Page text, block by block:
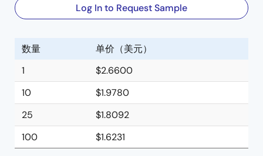
Log In to Request Sample
数量
单价（美元）
1
$2.6600
10
$1.9780
25
$1.8092
100
$1.6231